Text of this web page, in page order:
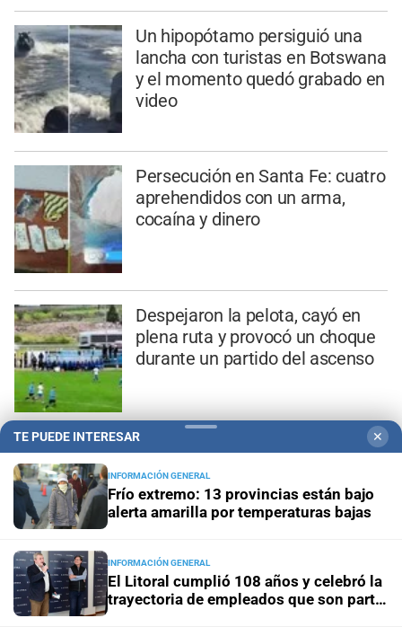
Un hipopótamo persiguió una
lancha con turistas en Botswana
y el momento quedó grabado en
video
Persecución en Santa Fe: cuatro
aprehendidos con un arma,
cocaína y dinero
Despejaron la pelota, cayó en
plena ruta y provocó un choque
durante un partido del ascenso
Moria Casán sorprendió a
Natalia Oreiro al contar su
insólito secreto de belleza:
“Esperma de salmón”
TE PUEDE INTERESAR ✕
INFORMACIÓN GENERAL
Frío extremo: 13 provincias están bajo
alerta amarilla por temperaturas bajas
INFORMACIÓN GENERAL
El Litoral cumplió 108 años y celebró la
trayectoria de empleados que son parte